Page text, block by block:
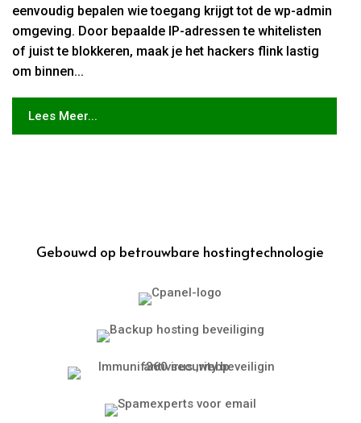
eenvoudig bepalen wie toegang krijgt tot de wp-admin
omgeving. Door bepaalde IP-adressen te whitelisten
of juist te blokkeren, maak je het hackers flink lastig
om binnen...
Lees Meer...
Gebouwd op betrouwbare hostingtechnologie